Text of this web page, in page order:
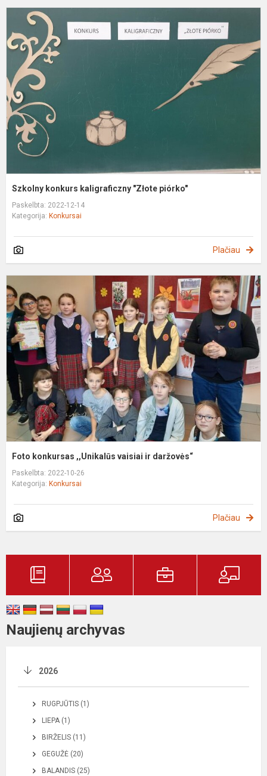
Szkolny konkurs kaligraficzny "Złote piórko"
Paskelbta: 2022-12-14
Kategorija: Konkursai
Plačiau
Foto konkursas ,,Unikalūs vaisiai ir daržovės“
Paskelbta: 2022-10-26
Kategorija: Konkursai
Plačiau
Naujienų archyvas
2026
RUGPJŪTIS (1)
LIEPA (1)
BIRŽELIS (11)
GEGUŽĖ (20)
BALANDIS (25)